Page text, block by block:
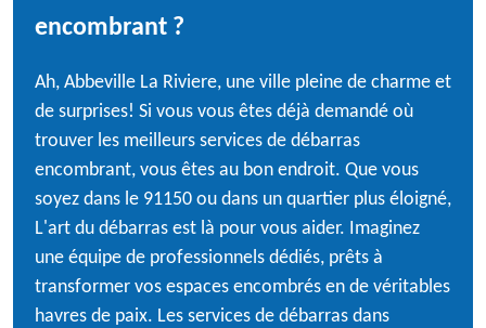
encombrant ?
Ah, Abbeville La Riviere, une ville pleine de charme et
de surprises! Si vous vous êtes déjà demandé où
trouver les meilleurs services de débarras
encombrant, vous êtes au bon endroit. Que vous
soyez dans le 91150 ou dans un quartier plus éloigné,
L'art du débarras est là pour vous aider. Imaginez
une équipe de professionnels dédiés, prêts à
transformer vos espaces encombrés en de véritables
havres de paix. Les services de débarras dans